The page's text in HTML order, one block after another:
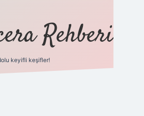
Rehberi
keyifli keşifler!